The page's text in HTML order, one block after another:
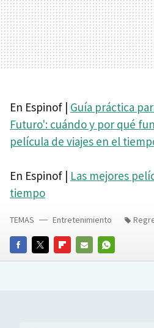
En Espinof | Guía práctica
Futuro': cuándo y por qué
película de viajes en el
En Espinof | Las mejores
tiempo
FACEBOOKTWITTERFLIPBOARD
E-
WHATSAPP
TEMAS Entretenimiento